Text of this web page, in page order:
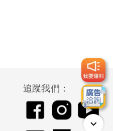
追蹤我們：